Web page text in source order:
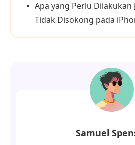
Apa yang Perlu Dilakukan
Tidak Disokong pada
Samuel